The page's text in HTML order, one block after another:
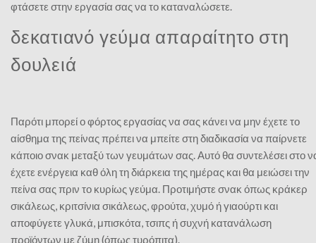
φτάσετε στην εργασία σας να το καταναλώσετε.
δεκατιανό γεύμα απαραίτητο στη
δουλειά
Παρότι μπορεί ο φόρτος εργασίας να σας κάνει να μην έχετε το
αίσθημα της πείνας πρέπει να μπείτε στη διαδικασία να παίρνετε
κάποιο σνακ μεταξύ των γευμάτων σας. Αυτό θα συντελέσει στο
έχετε ενέργεια καθ όλη τη διάρκεια της ημέρας και θα μειώσει την
πείνα σας πριν το κυρίως γεύμα. Προτιμήστε σνακ όπως κράκερ
σικάλεως, κριτσίνια σικάλεως, φρούτα, χυμό ή γιαούρτι και
αποφύγετε γλυκά, μπισκότα, τσιπς ή συχνή κατανάλωση
προϊόντων με ζύμη (όπως τυρόπιτα).